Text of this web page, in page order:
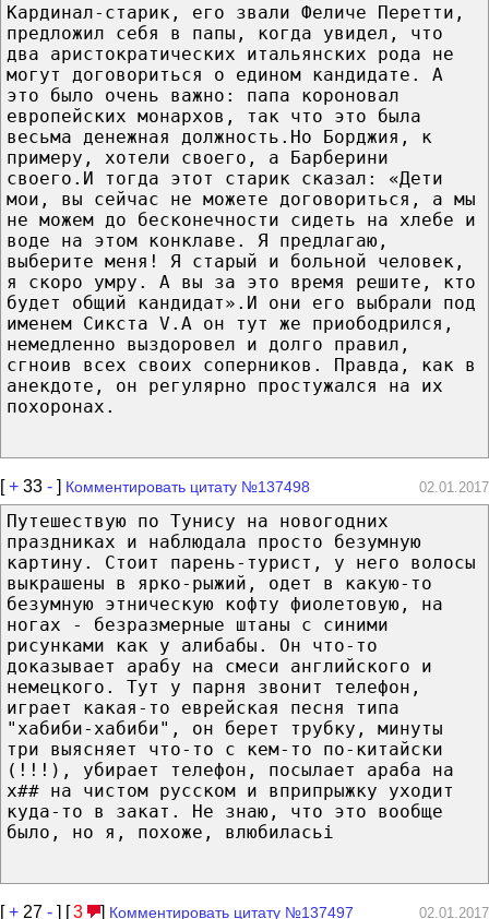
Кардинал-старик, его звали Феличе Перетти,
предложил себя в папы, когда увидел, что
два аристократических итальянских рода не
могут договориться о едином кандидате. А
это было очень важно: папа короновал
европейских монархов, так что это была
весьма денежная должность.Но Борджия, к
примеру, хотели своего, а Барберини
своего.И тогда этот старик сказал: «Дети
мои, вы сейчас не можете договориться, а мы
не можем до бесконечности сидеть на хлебе и
воде на этом конклаве. Я предлагаю,
выберите меня! Я старый и больной человек,
я скоро умру. А вы за это время решите, кто
будет общий кандидат».И они его выбрали под
именем Сикста V.А он тут же приободрился,
немедленно выздоровел и долго правил,
сгноив всех своих соперников. Правда, как в
анекдоте, он регулярно простужался на их
похоронах.
[+ 33 - ] Комментировать цитату №137498 02.01.2017
Путешествую по Тунису на новогодних
праздниках и наблюдала просто безумную
картину. Стоит парень-турист, у него волосы
выкрашены в ярко-рыжий, одет в какую-то
безумную этническую кофту фиолетовую, на
ногах - безразмерные штаны с синими
рисунками как у алибабы. Он что-то
доказывает арабу на смеси английского и
немецкого. Тут у парня звонит телефон,
играет какая-то еврейская песня типа
"хабиби-хабиби", он берет трубку, минуты
три выясняет что-то с кем-то по-китайски
(!!!), убирает телефон, посылает араба на
х## на чистом русском и вприпрыжку уходит
куда-то в закат. Не знаю, что это вообще
было, но я, похоже, влюбиласьi
[+ 27 - ] [3 ] Комментировать цитату №137497 02.01.2017